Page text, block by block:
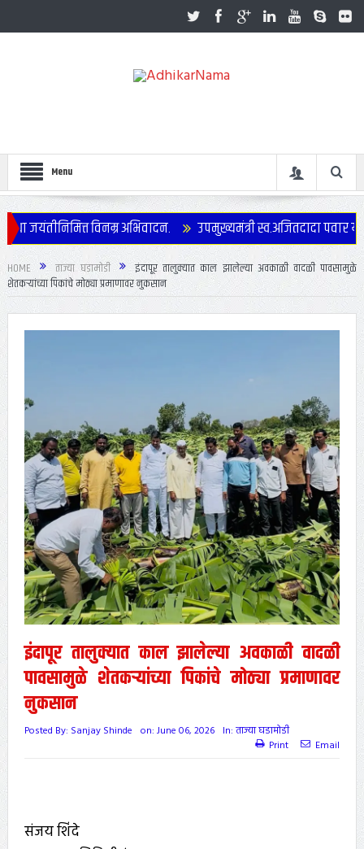
Menu
विनम्र अभिवादन. उपमुख्यमंत्री स्व.अजितदादा पवार यांच्या
HOME ताज्या घडामोडी
इंदापूर तालुक्यात काल झालेल्या अवकाळी वादळी पावसामुळे
शेतकऱ्यांच्या पिकांचे मोठ्या प्रमाणावर नुकसान
इंदापूर तालुक्यात काल झालेल्या अवकाळी वादळी
पावसामुळे शेतकऱ्यांच्या पिकांचे मोठ्या प्रमाणावर
नुकसान
Posted By: Sanjay Shinde on: June 06, 2026 In: ताज्या घडामोडी
Print
Email
संजय शिंदे